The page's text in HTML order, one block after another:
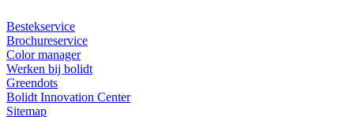
Bestekservice
Brochureservice
Color manager
Werken bij bolidt
Greendots
Bolidt Innovation Center
Sitemap